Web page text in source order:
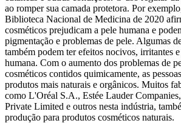
ao romper sua camada protetora. Por
Biblioteca Nacional de Medicina de 2020
cosméticos prejudicam a pele humana e
pigmentação e problemas de pele. Algumas
também podem ter efeitos nocivos, irritantes
humana. Com o aumento dos problemas de
cosméticos contidos quimicamente, as
produtos mais naturais e orgânicos. Muitos
como L'Oréal S.A., Estée Lauder
Private Limited e outros nesta indústria,
produção para produtos cosméticos naturais.